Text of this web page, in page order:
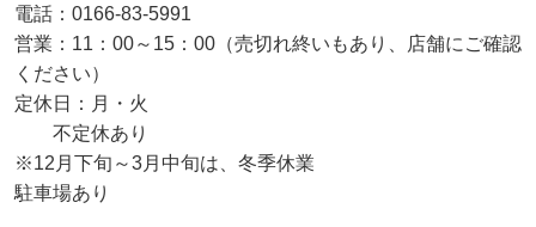
電話：0166-83-5991
営業：11：00～15：00（売切れ終いもあり、店舗にご確認
ください）
定休日：月・火
不定休あり
※12月下旬～3月中旬は、冬季休業
駐車場あり